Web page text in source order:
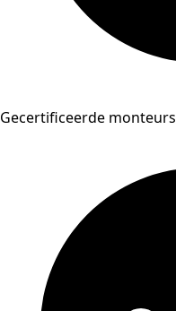
Gecertificeerde monteurs